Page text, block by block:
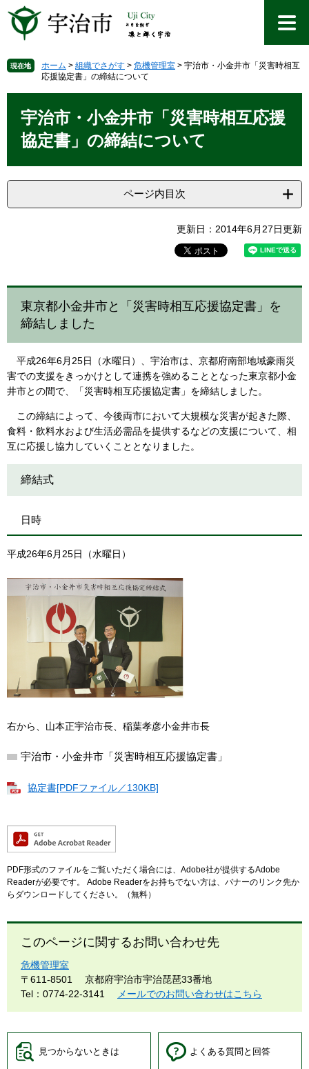
先
で
を
ば
へ
現在地 ホーム > 組織でさがす > 危機管理室 > 宇治市・小金井市「災害時相互
応援協定書」の締結について
宇治市・小金井市「災害時相互応援
協定書」の締結について
ページ内目次
更新日：2014年6月27日更新
東京都小金井市と「災害時相互応援協定書」を
締結しました
平成26年6月25日（水曜日）、宇治市は、京都府南部地域豪雨災
害での支援をきっかけとして連携を強めることとなった東京都小金
井市との間で、「災害時相互応援協定書」を締結しました。
この締結によって、今後両市において大規模な災害が起きた際、
食料・飲料水および生活必需品を提供するなどの支援について、相
互に応援し協力していくこととなりました。
締結式
日時
平成26年6月25日（水曜日）
右から、山本正宇治市長、稲葉孝彦小金井市長
宇治市・小金井市「災害時相互応援協定書」
協定書[PDFファイル／130KB]
PDF形式のファイルをご覧いただく場合には、Adobe社が提供するAdobe
Readerが必要です。
Adobe Readerをお持ちでない方は、バナーのリンク先か
らダウンロードしてください。（無料）
このページに関するお問い合わせ先
危機管理室
〒611-8501
京都府宇治市宇治琵琶33番地
Tel：0774-22-3141
メールでのお問い合わせはこちら
見つからないときは よくある質問と回答